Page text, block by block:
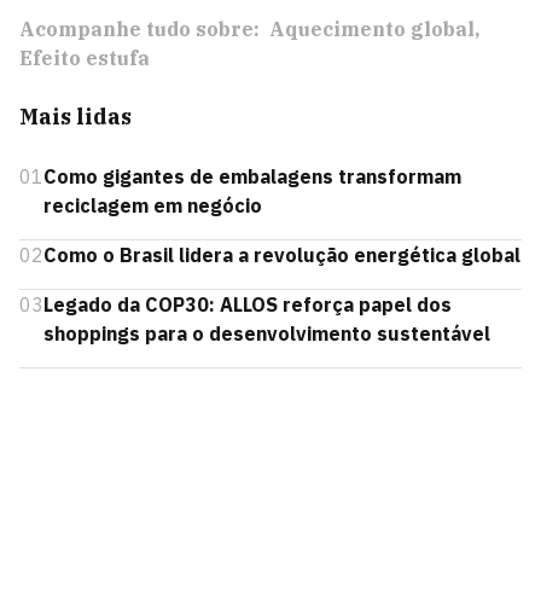
Acompanhe tudo sobre: Aquecimento global
Efeito estufa
Mais lidas
01Como gigantes de embalagens transformam
reciclagem em negócio
02Como o Brasil lidera a revolução energética global
03Legado da COP30: ALLOS reforça papel dos
shoppings para o desenvolvimento sustentável